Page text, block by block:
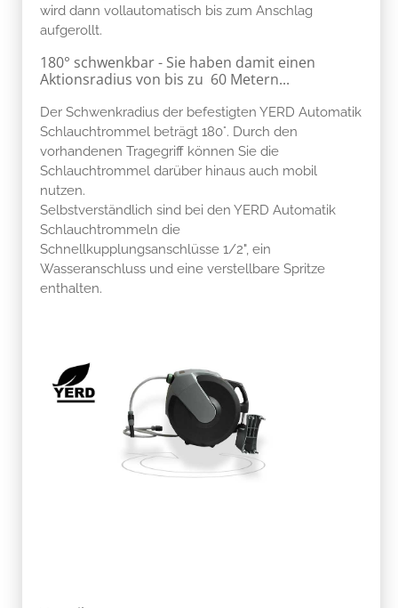
wird dann vollautomatisch bis zum Anschlag
aufgerollt.
180° schwenkbar - Sie haben damit einen
Aktionsradius von bis zu 60 Metern...
Der Schwenkradius der befestigten YERD Automatik
Schlauchtrommel beträgt 180°. Durch den
vorhandenen Tragegriff können Sie die
Schlauchtrommel darüber hinaus auch mobil
nutzen.
Selbstverständlich sind bei den YERD Automatik
Schlauchtrommeln die
Schnellkupplungsanschlüsse 1/2", ein
Wasseranschluss und eine verstellbare Spritze
enthalten.